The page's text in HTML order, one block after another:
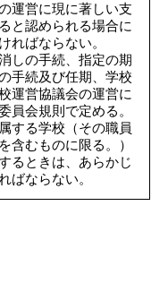
運営に現に著しい支
と認められる場合に
ればならない。
しの手続、指定の期
手続及び任期、学校
運営協議会の運営に
員会規則で定める。
する学校（その職員
含むものに限る。）
るときは、あらかじ
ばならない。